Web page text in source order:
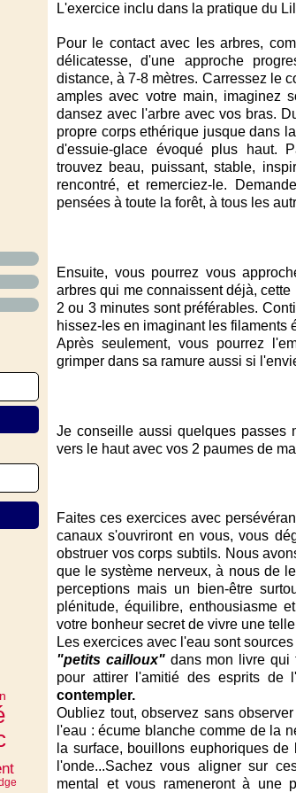
L'exercice inclu dans la pratique du
Pour le contact avec les arbres,
délicatesse, d'une approche
distance, à 7-8 mètres. Carressez le
amples avec votre main, imaginez
dansez avec l'arbre avec vos bras.
propre corps ethérique jusque dans
d'essuie-glace évoqué plus haut.
trouvez beau, puissant, stable,
rencontré, et remerciez-le.
pensées à toute la forêt, à tous les
Ensuite, vous pourrez vous
arbres qui me connaissent déjà,
2 ou 3 minutes sont préférables.
hissez-les en imaginant les filaments
Après seulement, vous pourrez
grimper dans sa ramure aussi si
Je conseille aussi quelques passes
vers le haut avec vos 2 paumes de
Faites ces exercices avec
canaux s'ouvriront en vous, vous
obstruer vos corps subtils. Nous
que le système nerveux, à nous de
perceptions mais un bien-être
plénitude, équilibre, enthousiasme
votre bonheur secret de vivre une
Les exercices avec l'eau sont
"petits cailloux" dans mon livre qui
pour attirer l'amitié des esprits de
contempler.
Oubliez tout, observez sans
l'eau : écume blanche comme de la
la surface, bouillons euphoriques
l'onde...Sachez vous aligner sur
mental et vous rameneront à une